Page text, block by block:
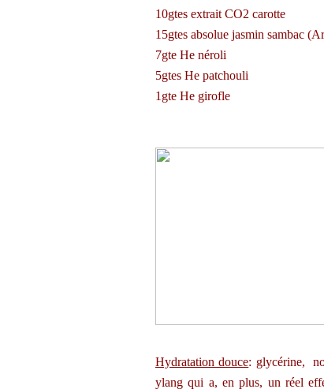
10gtes extrait CO2 carotte
15gtes absolue jasmin sambac
7gte He néroli
5gtes He patchouli
1gte He girofle
Hydratation douce: glycérine,
ylang qui a, en plus, un réel